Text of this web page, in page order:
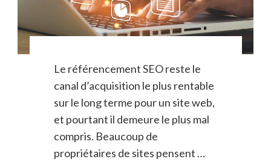
Le référencement SEO reste le
canal d’acquisition le plus rentable
sur le long terme pour un site web,
et pourtant il demeure le plus mal
compris. Beaucoup de
propriétaires de sites pensent …